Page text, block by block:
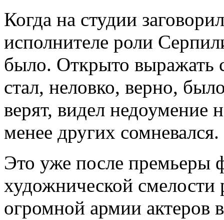
Когда на студии
исполнителе роли
было. Открыто выражать
стал, неловко, верно,
верят, видел недоумение
менее других сомневался.
Это уже после премьеры
художнической смелости
огромной армии актеров